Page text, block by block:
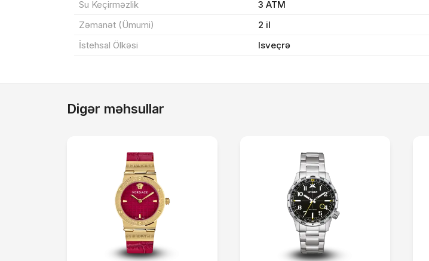
Su Keçirməzlik
3 ATM
Zəmanət (Ümumi)
2 il
İstehsal Ölkəsi
Isveçrə
Digər məhsullar